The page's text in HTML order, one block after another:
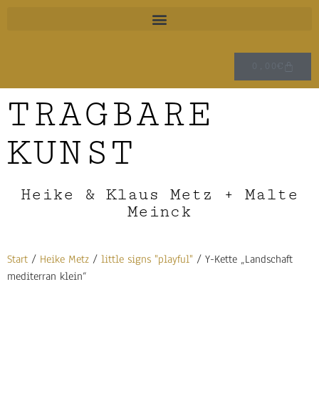
0,00 €
TRAGBARE
KUNST
Heike & Klaus Metz + Malte
Meinck
Start / Heike Metz / little signs "playful" / Y-Kette „Landschaft
mediterran klein“